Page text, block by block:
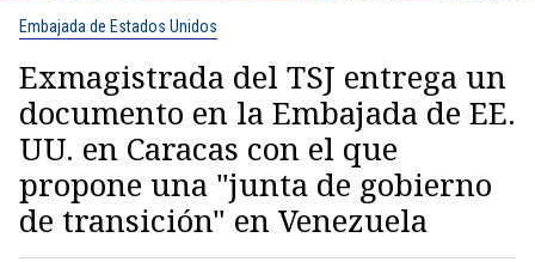
Embajada de Estados Unidos
Exmagistrada del TSJ entrega un
documento en la Embajada de EE.
UU. en Caracas con el que
propone una "junta de gobierno
de transición" en Venezuela